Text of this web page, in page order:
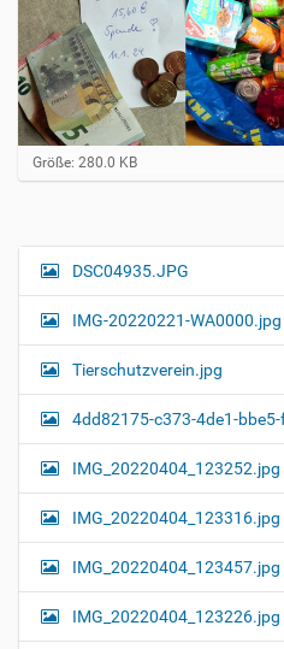
Z
e
e
i
l
r
e
…
Größe: 280.0 KB
N
i
g
a
t
i
o
n
DSC04935.JPG
IMG-20220221-WA0000.jpg
Tierschutzverein.jpg
4dd82175-c373-4de1-
IMG_20220404_123252.jpg
IMG_20220404_123316.jpg
IMG_20220404_123457.jpg
IMG_20220404_123226.jpg